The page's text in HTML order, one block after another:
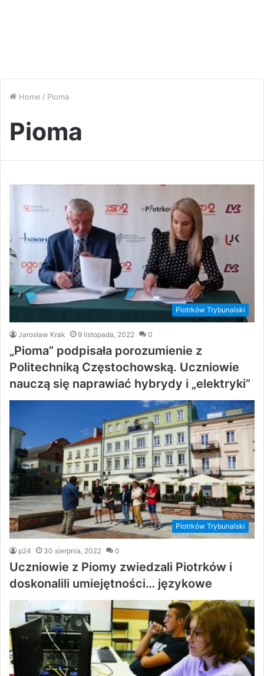
Home / Pioma
Pioma
Piotrków Trybunalski
Jarosław Krak 9 listopada, 2022 0
„Pioma” podpisała porozumienie z
Politechniką Częstochowską. Uczniowie
nauczą się naprawiać hybrydy i „elektryki”
Piotrków Trybunalski
p24 30 sierpnia, 2022 0
Uczniowie z Piomy zwiedzali Piotrków i
doskonalili umiejętności… językowe